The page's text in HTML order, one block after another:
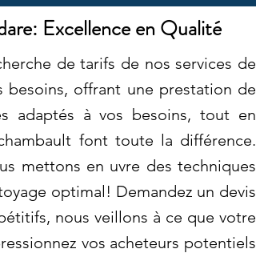
Excellence en Qualité
de tarifs de nos services de
offrant une prestation de
adaptés à vos besoins, tout en
font toute la différence.
mettons en uvre des techniques
optimal! Demandez un devis
nous veillons à ce que votre
vos acheteurs potentiels